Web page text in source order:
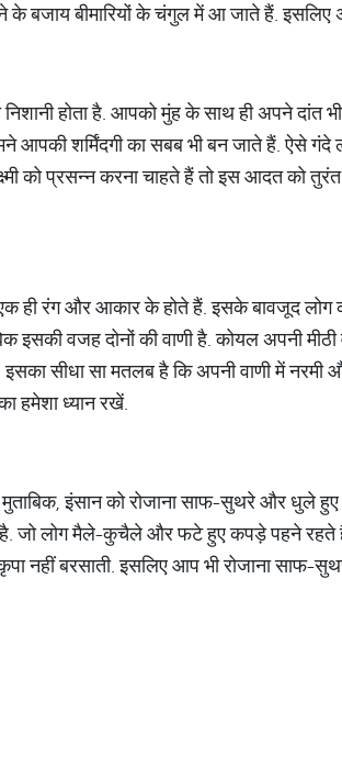
बजाय बीमारियों के चंगुल में आ जाते हैं.
होता है. आपको मुंह के साथ ही अपने दांत
शर्मिंदगी का सबब भी बन जाते हैं. ऐसे गंदे
को प्रसन्न करना चाहते हैं तो इस आदत को
ही रंग और आकार के होते हैं. इसके बावजूद
इसकी वजह दोनों की वाणी है. कोयल अपनी
सीधा सा मतलब है कि अपनी वाणी में नरमी
हमेशा ध्यान रखें.
इंसान को रोजाना साफ-सुथरे और धुले
जो लोग मैले-कुचैले और फटे हुए कपड़े पहने रहते हैं,
नहीं बरसाती. इसलिए आप भी रोजाना